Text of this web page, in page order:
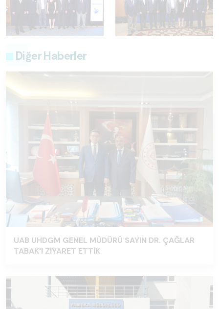
Diğer Haberler
UAB UHDGM GENEL MÜDÜRÜ SAYIN DR. ÇAĞLAR
TABAK'I ZİYARET ETTİK